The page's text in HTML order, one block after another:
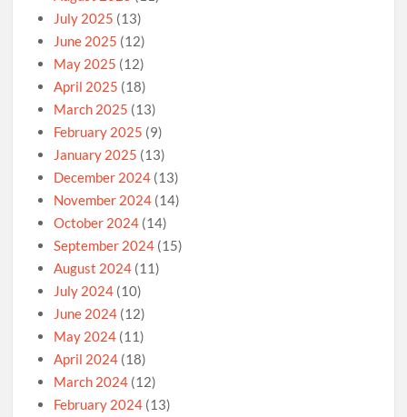
July 2025 (13)
June 2025 (12)
May 2025 (12)
April 2025 (18)
March 2025 (13)
February 2025 (9)
January 2025 (13)
December 2024 (13)
November 2024 (14)
October 2024 (14)
September 2024 (15)
August 2024 (11)
July 2024 (10)
June 2024 (12)
May 2024 (11)
April 2024 (18)
March 2024 (12)
February 2024 (13)